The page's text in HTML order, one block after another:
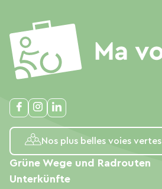
Nos plus belles voies vertes
Grüne Wege und Radrouten
Unterkünfte